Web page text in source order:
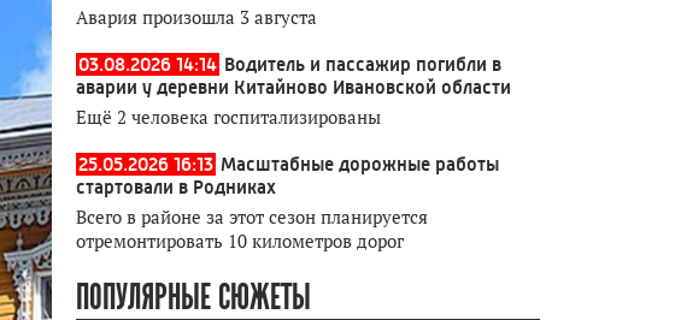
Авария произошла 3 августа
03.08.2026 14:14 Водитель и пассажир погибли в
аварии у деревни Китайново Ивановской области
Ещё 2 человека госпитализированы
25.05.2026 16:13 Масштабные дорожные работы
стартовали в Родниках
Всего в районе за этот сезон планируется
отремонтировать 10 километров дорог
ПОПУЛЯРНЫЕ СЮЖЕТЫ